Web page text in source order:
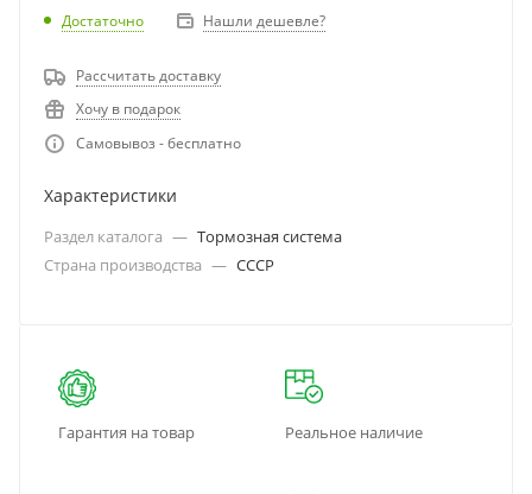
Достаточно Нашли дешевле?
Рассчитать доставку
Хочу в подарок
Самовывоз - бесплатно
Характеристики
Раздел каталога — Тормозная система
Страна производства — СССР
Гарантия на товар Реальное наличие